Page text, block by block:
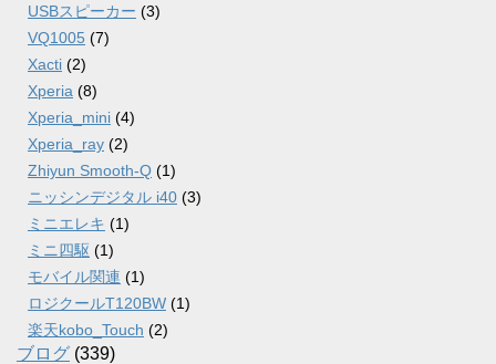
USBスピーカー (3)
VQ1005 (7)
Xacti (2)
Xperia (8)
Xperia_mini (4)
Xperia_ray (2)
Zhiyun Smooth-Q (1)
ニッシンデジタル i40 (3)
ミニエレキ (1)
ミニ四駆 (1)
モバイル関連 (1)
ロジクールT120BW (1)
楽天kobo_Touch (2)
ブログ (339)